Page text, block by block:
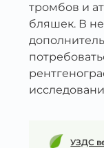
тромбов и
бляшек. В
УЗДС